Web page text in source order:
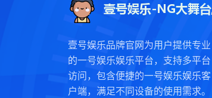
壹号娱乐品牌官网为用户提供专业
的一号娱乐娱乐平台，支持多平台
访问，包含便捷的一号娱乐娱乐客
户端，满足不同设备的使用需求。